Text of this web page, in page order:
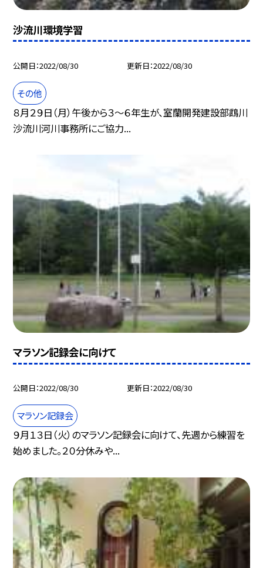
沙流川環境学習
公開日 2022/08/30 更新日 2022/08/30
その他
８月２９日（月）午後から３〜６年生が、室蘭開発建設部鵡川
沙流川河川事務所にご協力...
マラソン記録会に向けて
公開日 2022/08/30 更新日 2022/08/30
マラソン記録会
９月１３日（火）のマラソン記録会に向けて、先週から練習を
始めました。２０分休みや...